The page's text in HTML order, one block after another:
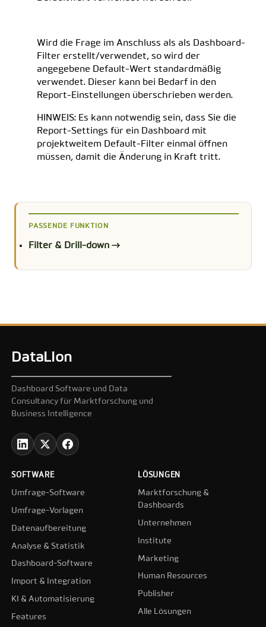
Wird die Frage im Anschluss als als Dashboard-
Filter erstellt/verwendet, so wird der
angegebene Default-Wert standardmäßig
verwendet. Dieser kann bei Bedarf in den
Report-Einstellungen überschrieben werden.
HINWEIS: Es kann notwendig sein, dass Sie die
Report-Settings für ein Dashboard mit
projektweitem Default-Filter einmal öffnen
müssen, damit die Änderung in Kraft tritt.
PASSENDE FUNKTION
Filter & Drill-down →
DataLion
Dashboard Software und Data
Consultancy für Marktforschung und
Business Intelligence
SOFTWARE
Umfrage-Software
Umfrage-Vorlagen
Datenaufbereitung
Analyse & Statistik
Dashboard-Software
Import & Integration
KI & Automatisierung
Features
LÖSUNGEN
Marktforschung &
Dashboards
Unternehmen
Institute
Marketing
Human Resources
Publisher
Alle Lösungen